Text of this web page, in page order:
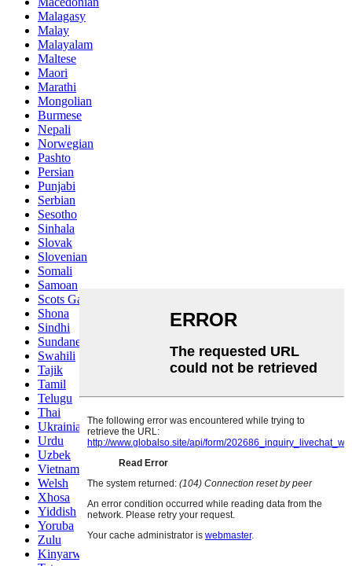
Malagasy
Malay
Malayalam
Maltese
Maori
Marathi
Mongolian
Burmese
Nepali
Norwegian
Pashto
Persian
Punjabi
Serbian
Sesotho
Sinhala
Slovak
Slovenian
Somali
Samoan
Scots Gaelic
Shona
Sindhi
Sundanese
Swahili
Tajik
Tamil
Telugu
Thai
Ukrainian
Urdu
Uzbek
Vietnamese
Welsh
Xhosa
Yiddish
Yoruba
Zulu
Kinyarwanda